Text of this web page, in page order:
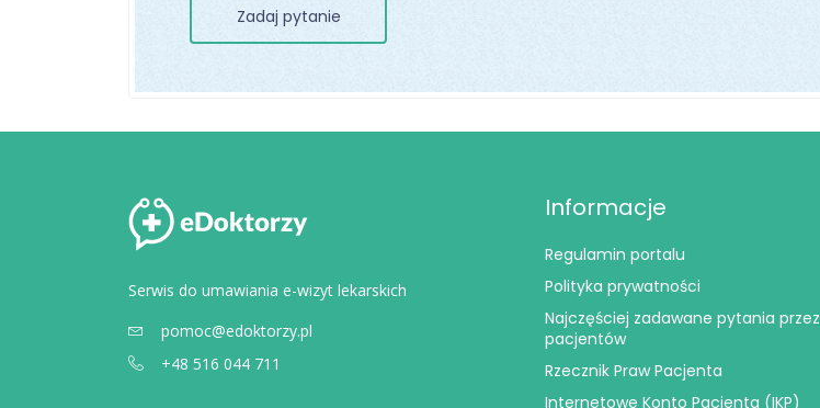
Zadaj pytanie
Serwis do umawiania e-wizyt lekarskich
pomoc@edoktorzy.pl
+48 516 044 711
Informacje
Regulamin portalu
Polityka prywatności
Najczęściej zadawane pytania przez
pacjentów
Rzecznik Praw Pacjenta
Internetowe Konto Pacjenta (IKP)